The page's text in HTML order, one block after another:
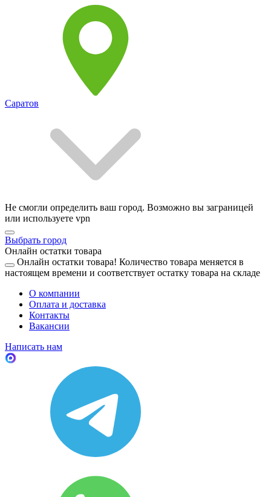
Саратов
Не смогли определить ваш город. Возможно вы заграницей
или используете vpn
Выбрать город
Онлайн остатки товара
Онлайн остатки товара! Количество товара меняется в
настоящем времени и соответствует остатку товара на складе
О компании
Оплата и доставка
Контакты
Вакансии
Написать нам